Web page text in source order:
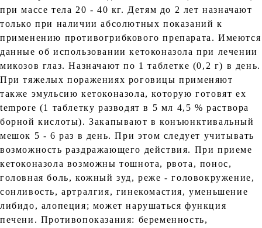
при массе тела 20 - 40 кг. Детям до 2 лет назначают
только при наличии абсолютных показаний к
применению противогрибкового препарата. Имеются
данные об использовании кетоконазола при лечении
микозов глаз. Назначают по 1 таблетке (0,2 г) в день.
При тяжелых поражениях роговицы применяют
также эмульсию кетоконазола, которую готовят ех
tempore (1 таблетку разводят в 5 мл 4,5 % раствора
борной кислоты). Закапывают в конъюнктивальный
мешок 5 - 6 раз в день. При этом следует учитывать
возможность раздражающего действия. При приеме
кетоконазола возможны тошнота, рвота, понос,
головная боль, кожный зуд, реже - головокружение,
сонливость, артралгия, гинекомастия, уменьшение
либидо, алопеция; может нарушаться функция
печени. Противопоказания: беременность,